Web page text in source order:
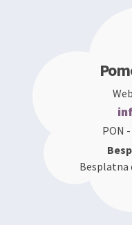
PON
Besplatna